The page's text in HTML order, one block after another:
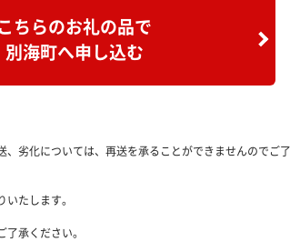
こちらのお礼の品で
別海町へ申し込む
劣化については、再送を承ることができませんのでご了
たします。
承ください。